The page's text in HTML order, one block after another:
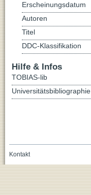
Erscheinungsdatum
Autoren
Titel
DDC-Klassifikation
Hilfe & Infos
TOBIAS-lib
Universitätsbibliographie
Kontakt